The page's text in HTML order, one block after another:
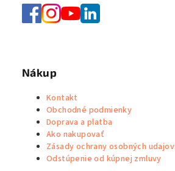
Nákup
Kontakt
Obchodné podmienky
Doprava a platba
Ako nakupovať
Zásady ochrany osobných udajov
Odstúpenie od kúpnej zmluvy